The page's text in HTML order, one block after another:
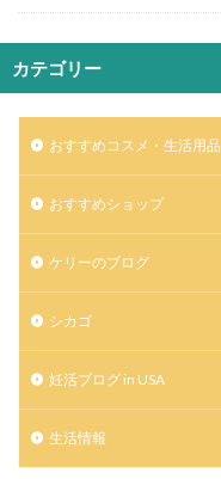
カテゴリー
おすすめコスメ・生活用品
おすすめショップ
ケリーのブログ
シカゴ
妊活ブログ in USA
生活情報